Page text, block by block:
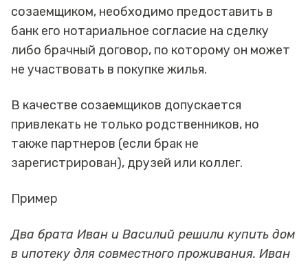
созаемщиком, необходимо предоставить в
банк его нотариальное согласие на сделку
либо брачный договор, по которому он может
не участвовать в покупке жилья.
В качестве созаемщиков допускается
привлекать не только родственников, но
также партнеров (если брак не
зарегистрирован), друзей или коллег.
Пример
Два брата Иван и Василий решили купить дом
в ипотеку для совместного проживания. Иван